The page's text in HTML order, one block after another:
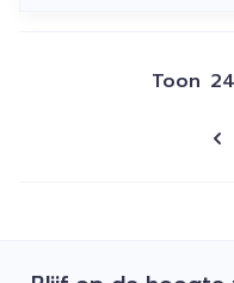
Toon